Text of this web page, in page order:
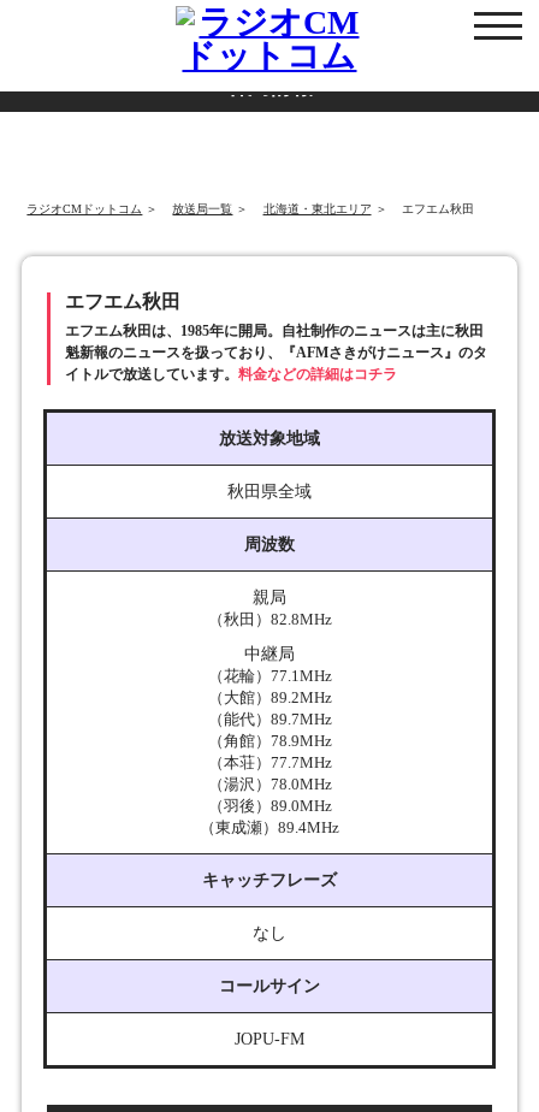
各局情報
ラジオCMドットコム 放送局一覧 北海道・東北エリア エフエム秋田
エフエム秋田
エフエム秋田は、1985年に開局。自社制作のニュースは主に秋田
魁新報のニュースを扱っており、『AFMさきがけニュース』のタ
イトルで放送しています。 料金などの詳細はコチラ
放送対象地域
秋田県全域
周波数
親局
（秋田）82.8MHz
中継局
（花輪）77.1MHz
（大館）89.2MHz
（能代）89.7MHz
（角館）78.9MHz
（本荘）77.7MHz
（湯沢）78.0MHz
（羽後）89.0MHz
（東成瀬）89.4MHz
キャッチフレーズ
なし
コールサイン
JOPU-FM